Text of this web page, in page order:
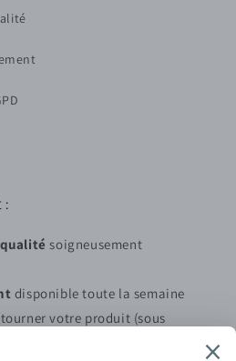
:
qualité soigneusement
disponible toute la semaine
votre produit (sous